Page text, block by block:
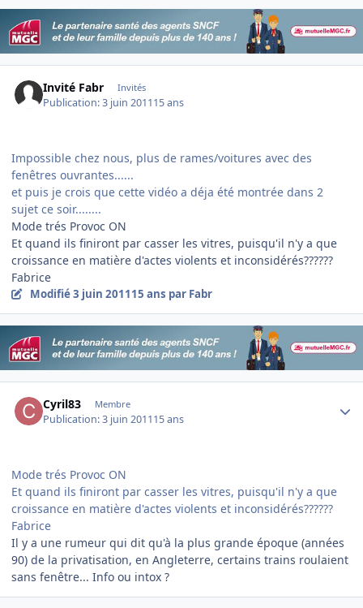
Invité Fabr Invités
Publication:3 juin 201115 ans
Impossible chez nous, plus de rames/voitures avec des
fenêtres ouvrantes......
et puis je crois que cette vidéo a déja été montrée dans 2
sujet ce soir........
Mode trés Provoc ON
Et quand ils finiront par casser les vitres, puisqu'il n'y a que
croissance en matière d'actes violents et inconsidérés??????
Fabrice
Modifié3 juin 201115 ans par Fabr
Cyril83 Membre
Publication:3 juin 201115 ans
Mode trés Provoc ON
Et quand ils finiront par casser les vitres, puisqu'il n'y a que
croissance en matière d'actes violents et inconsidérés??????
Fabrice
Il y a une rumeur qui dit qu'à la plus grande époque (années
90) de la privatisation, en Angleterre, certains trains roulaient
sans fenêtre... Info ou intox ?